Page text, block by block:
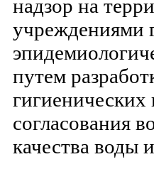
надзор на
учреждениями
путем
согласования
качества воды